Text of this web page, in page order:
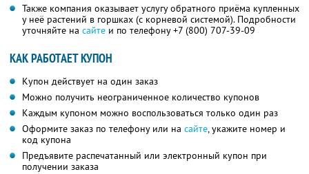
Также компания оказывает услугу обратного приёма купленных
у неё растений в горшках (с корневой системой). Подробности
уточняйте на сайте и по телефону+7 (800) 707-39-09
КАК РАБОТАЕТ КУПОН
Купон действует на один заказ
Можно получить неограниченное количество купонов
Каждым купоном можно воспользоваться только один раз
Оформите заказ по телефону или на сайте, укажите номер и
код купона
Предъявите распечатанный или электронный купон при
получении заказа